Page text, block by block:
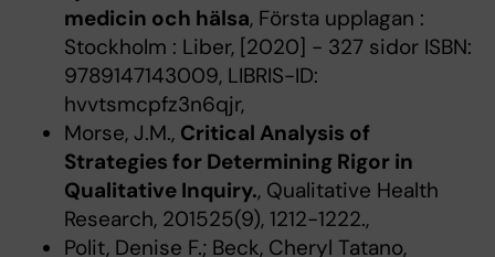
medicin och hälsa, Första upplagan :
Stockholm : Liber, [2020] - 327 sidor ISBN:
9789147143009, LIBRIS-ID:
hvvtsmcpfz3n6qjr,
Morse, J.M., Critical Analysis of
Strategies for Determining Rigor in
Qualitative Inquiry., Qualitative Health
Research, 201525(9), 1212-1222.,
Polit, Denise F.; Beck, Cheryl Tatano,